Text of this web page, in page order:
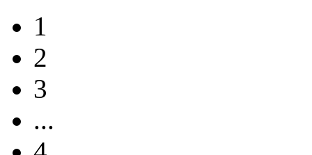
1
2
3
...